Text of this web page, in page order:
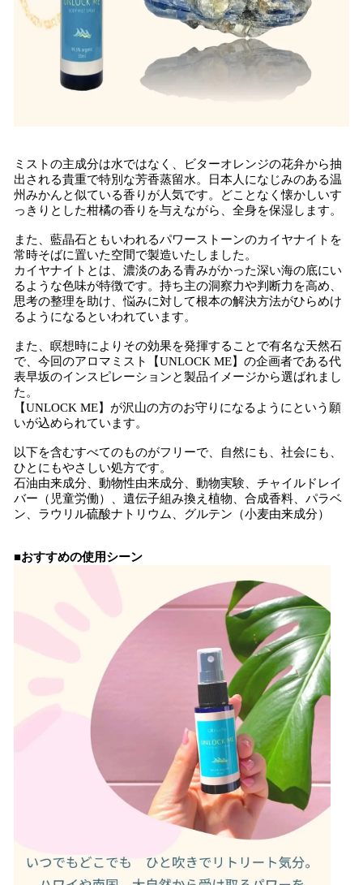
ミストの主成分は水ではなく、ビターオレンジの花弁から抽
出される貴重で特別な芳香蒸留水。日本人になじみのある温
州みかんと似ている香りが人気です。どことなく懐かしいす
っきりとした柑橘の香りを与えながら、全身を保湿します。
また、藍晶石ともいわれるパワーストーンのカイヤナイトを
常時そばに置いた空間で製造いたしました。
カイヤナイトとは、濃淡のある青みがかった深い海の底にい
るような色味が特徴です。持ち主の洞察力や判断力を高め、
思考の整理を助け、悩みに対して根本の解決方法がひらめけ
るようになるといわれています。
また、瞑想時によりその効果を発揮することで有名な天然石
で、今回のアロマミスト【UNLOCK ME】の企画者である代
表早坂のインスピレーションと製品イメージから選ばれまし
た。
【UNLOCK ME】が沢山の方のお守りになるようにという願
いが込められています。
以下を含むすべてのものがフリーで、自然にも、社会にも、
ひとにもやさしい処方です。
石油由来成分、動物性由来成分、動物実験、チャイルドレイ
バー（児童労働）、遺伝子組み換え植物、合成香料、パラベ
ン、ラウリル硫酸ナトリウム、グルテン（小麦由来成分）
■おすすめの使用シーン